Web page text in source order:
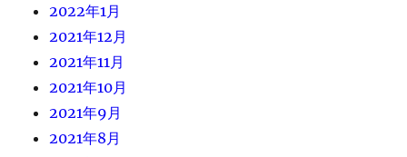
2022年1月
2021年12月
2021年11月
2021年10月
2021年9月
2021年8月